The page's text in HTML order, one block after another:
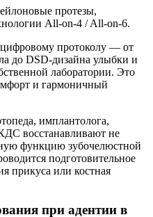
протезы,
All-on-4 / All-on-6.
протоколу — от
до DSD-дизайна улыбки и
лаборатории. Это
и гармоничный
имплантолога,
восстанавливают не
функцию зубочелюстной
подготовительное
прикуса или костная
при адентии в